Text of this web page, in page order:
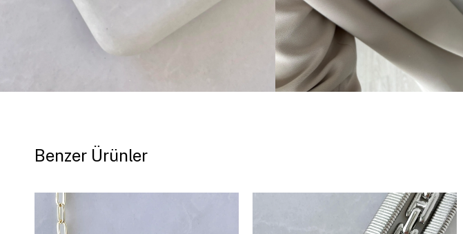
Benzer Ürünler